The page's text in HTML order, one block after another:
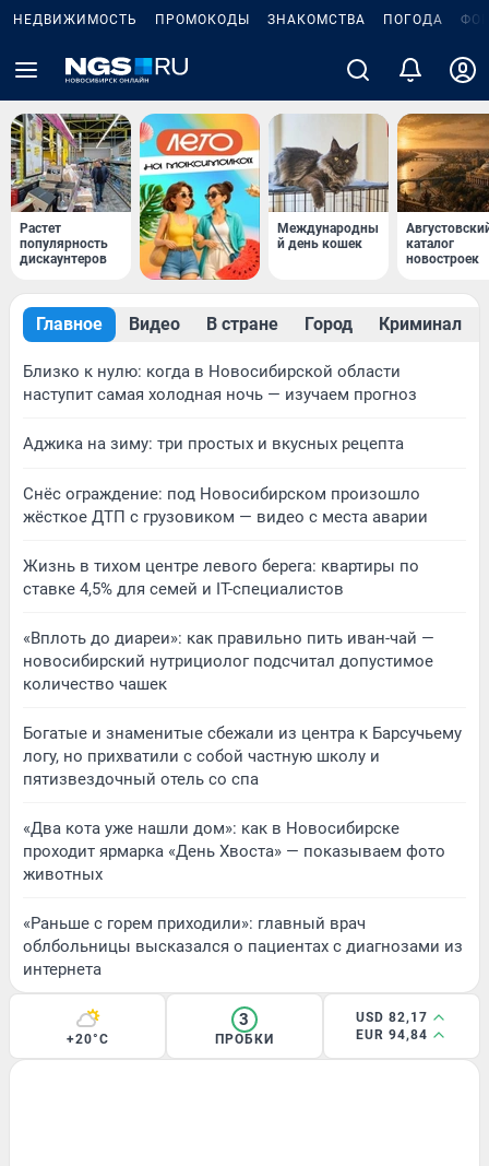
НЕДВИЖИМОСТЬ ПРОМОКОДЫ ЗНАКОМСТВА ПОГОДА
Растет
популярность
дискаунтеров
Международны
й день кошек
каталог
новостроек
Главное Видео В стране Город Криминал
Близко к нулю: когда в Новосибирской области
наступит самая холодная ночь — изучаем прогноз
Аджика на зиму: три простых и вкусных рецепта
Снёс ограждение: под Новосибирском произошло
жёсткое ДТП с грузовиком — видео с места аварии
Жизнь в тихом центре левого берега: квартиры по
ставке 4,5% для семей и IT-специалистов
«Вплоть до диареи»: как правильно пить иван-чай —
новосибирский нутрициолог подсчитал допустимое
количество чашек
Богатые и знаменитые сбежали из центра к Барсучьему
логу, но прихватили с собой частную школу и
пятизвездочный отель со спа
«Два кота уже нашли дом»: как в Новосибирске
проходит ярмарка «День Хвоста» — показываем фото
животных
«Раньше с горем приходили»: главный врач
облбольницы высказался о пациентах с диагнозами из
интернета
+20°C
3
ПРОБКИ
USD 82,17
EUR 94,84